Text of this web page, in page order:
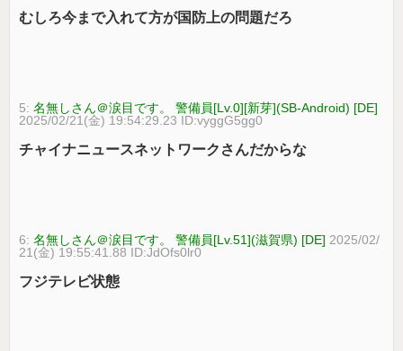
むしろ今まで入れて方が国防上の問題だろ
5:名無しさん＠涙目です。 警備員[Lv.0][新芽](SB-Android) [DE]
2025/02/21(金) 19:54:29.23 ID:vyggG5gg0
チャイナニュースネットワークさんだからな
6:名無しさん＠涙目です。 警備員[Lv.51](滋賀県) [DE] 2025/02/
21(金) 19:55:41.88 ID:JdOfs0lr0
フジテレビ状態